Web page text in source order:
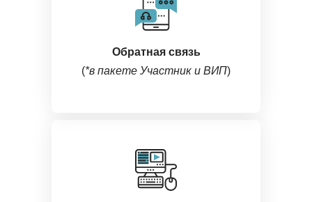
Обратная связь
(*в пакете Участник и ВИП)